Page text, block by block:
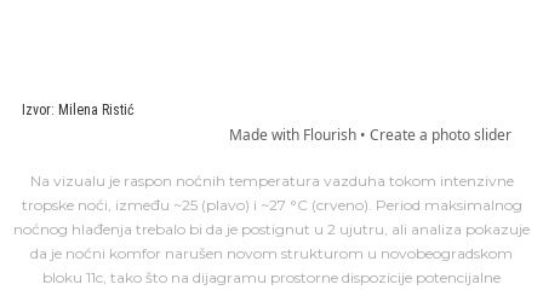
Na vizualu je raspon noćnih temperatura vazduha tokom intenzivne
tropske noći, između ~25 (plavo) i ~27 °C (crveno). Period maksimalnog
noćnog hlađenja trebalo bi da je postignut u 2 ujutru, ali analiza pokazuje
da je noćni komfor narušen novom strukturom u novobeogradskom
bloku 11c, tako što na dijagramu prostorne dispozicije potencijalne